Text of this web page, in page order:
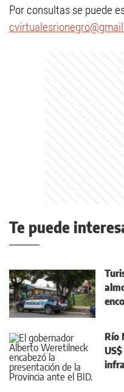
Por consultas se puede
Te puede
Río